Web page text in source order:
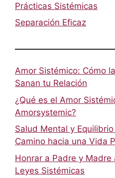
Prácticas Sistémicas
Separación Eficaz
Amor Sistémico: Cómo
Sanan tu Relación
¿Qué es el Amor
Amorsystemic?
Salud Mental y
Camino hacia una Vida
Honrar a Padre y Madre
Leyes Sistémicas